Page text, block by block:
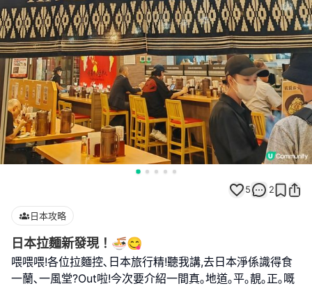
5 2
日本攻略
日本拉麵新發現！🍜😋
喂喂喂!各位拉麵控､日本旅行精!聽我講,去日本淨係識得食
一蘭､一風堂?Out啦!今次要介紹一間真｡地道｡平｡靚｡正｡嘅